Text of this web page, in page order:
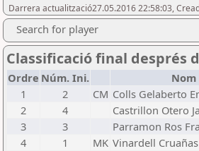
Darrera actualització27.05.2016 22:58:03,
Search for player
Classificació final després
Ordre Núm. Ini. Nom
1
2 CM Colls Gelaberto
2
4 Castrillon Otero
3
3 Parramon Ros
4
1 MK Vinardell